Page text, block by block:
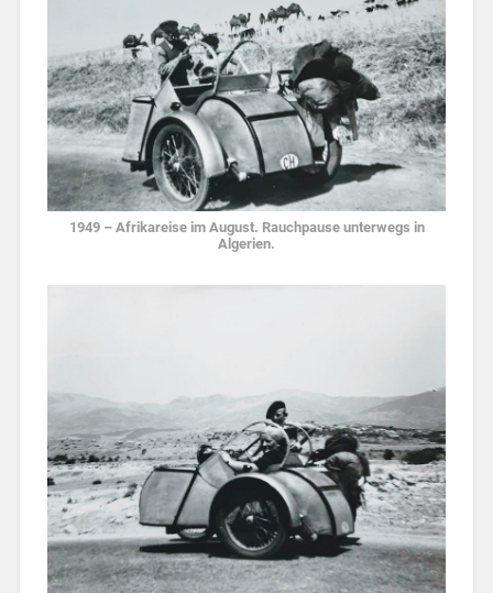
1949 – Afrikareise im August. Rauchpause unterwegs in
Algerien.